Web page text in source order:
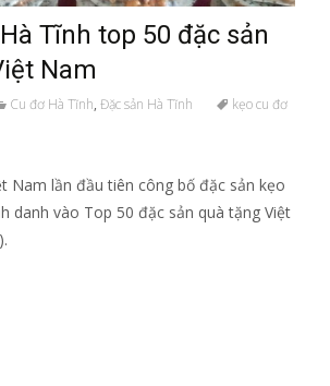
Tĩnh top 50 đặc sản
Nam
Cu đơ Hà Tĩnh, Đặc sản Hà Tĩnh
kẹo cu đơ
Nam lần đầu tiên công bố đặc sản kẹo
danh vào Top 50 đặc sản quà tặng Việt